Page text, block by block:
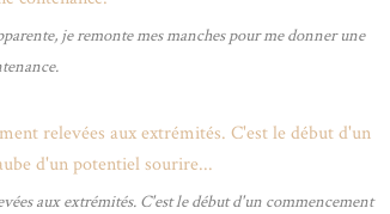
je remonte mes manches pour me donner une
aux extrémités. C'est le début d'un commencement